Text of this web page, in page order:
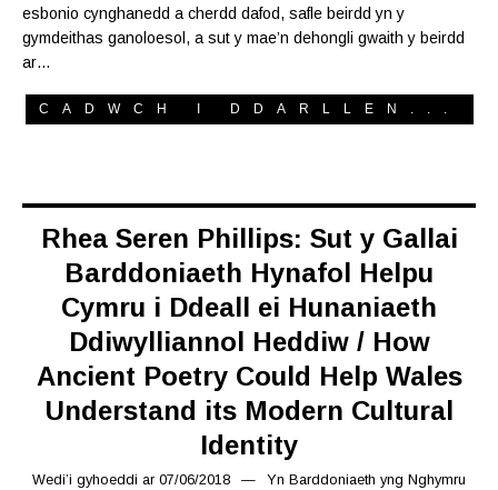
esbonio cynghanedd a cherdd dafod, safle beirdd yn y
gymdeithas ganoloesol, a sut y mae’n dehongli gwaith y beirdd
ar…
CADWCH I DDARLLEN...
Rhea Seren Phillips: Sut y Gallai
Barddoniaeth Hynafol Helpu
Cymru i Ddeall ei Hunaniaeth
Ddiwylliannol Heddiw / How
Ancient Poetry Could Help Wales
Understand its Modern Cultural
Identity
Wedi’i gyhoeddi ar 07/06/2018 15/03/2019
Yn Barddoniaeth yng Nghymru